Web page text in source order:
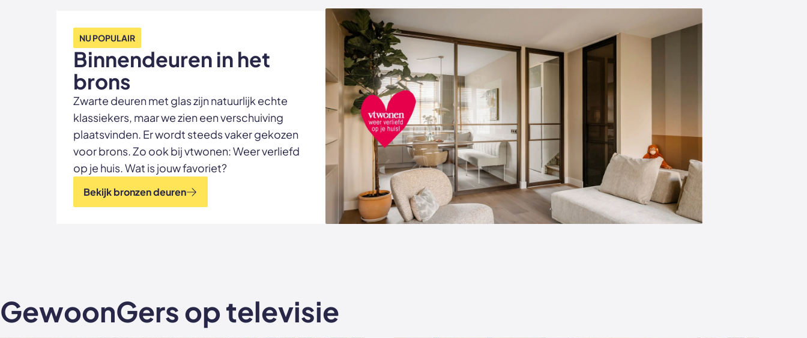
NU POPULAIR
Binnendeuren in het
brons
Zwarte deuren met glas zijn natuurlijk echte
klassiekers, maar we zien een verschuiving
plaatsvinden. Er wordt steeds vaker gekozen
voor brons. Zo ook bij vtwonen: Weer verliefd
op je huis. Wat is jouw favoriet?
Bekijk bronzen deuren
GewoonGers op televisie